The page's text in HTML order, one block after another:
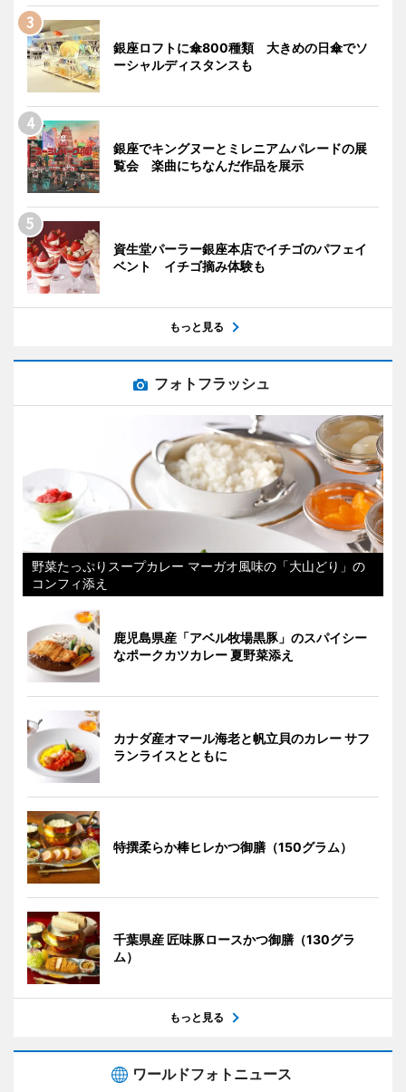
銀座ロフトに傘800種類 大きめの日傘でソ
ーシャルディスタンスも
銀座でキングヌーとミレニアムパレードの展
覧会 楽曲にちなんだ作品を展示
資生堂パーラー銀座本店でイチゴのパフェイ
ベント イチゴ摘み体験も
もっと見る
フォトフラッシュ
野菜たっぷりスープカレー マーガオ風味の「大山どり」の
コンフィ添え
鹿児島県産「アベル牧場黒豚」のスパイシー
なポークカツカレー 夏野菜添え
カナダ産オマール海老と帆立貝のカレー サフ
ランライスとともに
特撰柔らか棒ヒレかつ御膳（150グラム）
千葉県産 匠味豚ロースかつ御膳（130グラ
ム）
もっと見る
ワールドフォトニュース